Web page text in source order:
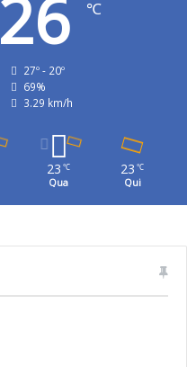
26 ℃
27º - 20º
69%
3.29 km/h
23 ℃
Qua
23 ℃
Qui